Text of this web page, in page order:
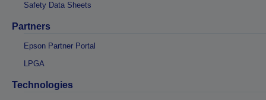
Safety Data Sheets
Partners
Epson Partner Portal
LPGA
Technologies